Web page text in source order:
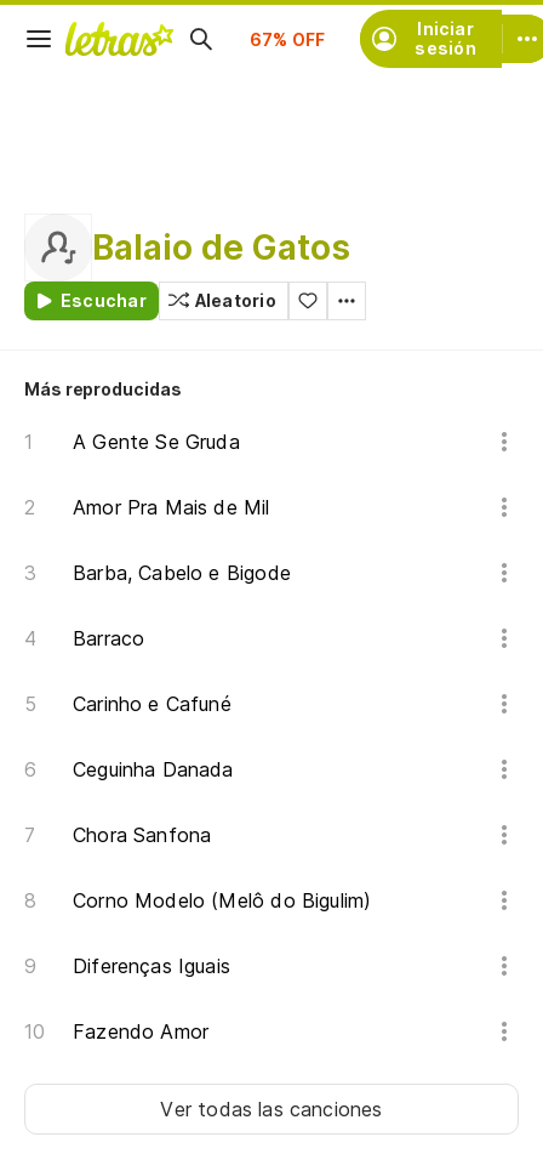
Iniciar
sesión
Suscríbete
Balaio de Gatos
Escuchar Aleatorio
Más reproducidas
A Gente Se Gruda
Amor Pra Mais de Mil
Barba, Cabelo e Bigode
Barraco
Carinho e Cafuné
Ceguinha Danada
Chora Sanfona
Corno Modelo (Melô do Bigulim)
Diferenças Iguais
Fazendo Amor
Ver todas las canciones